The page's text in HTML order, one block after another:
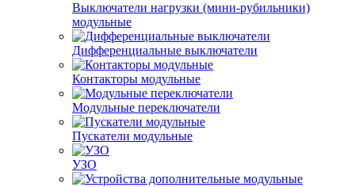
Выключатели нагрузки (мини-рубильники)
модульные
Дифференциальные выключатели
Контакторы модульные
Модульные переключатели
Пускатели модульные
УЗО